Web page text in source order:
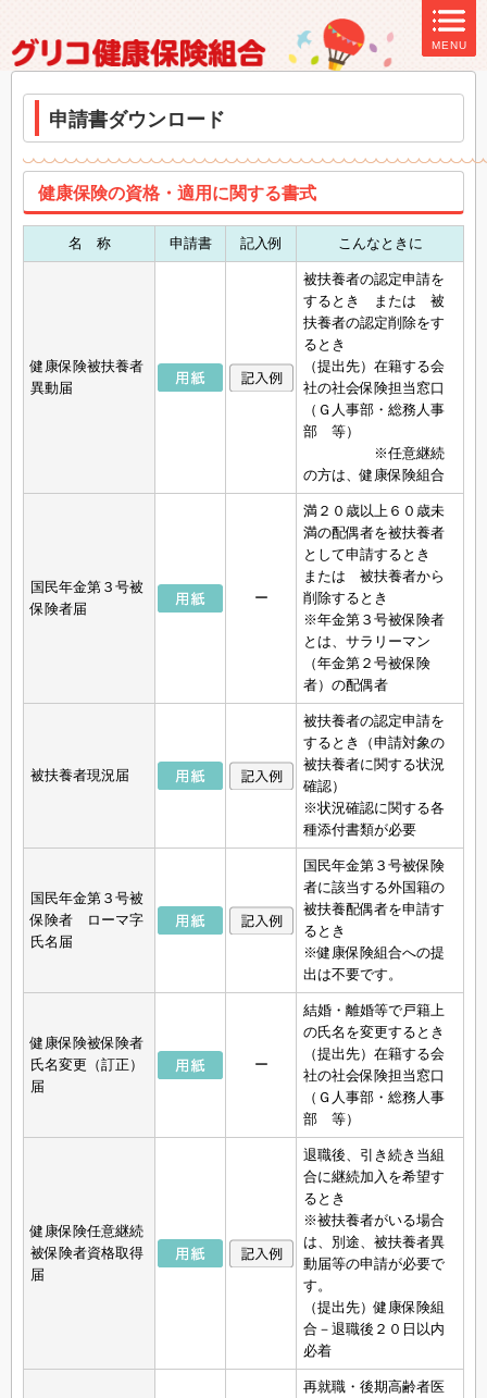
MENU
申請書ダウンロード
健康保険の資格・適用に関する書式
名 称 申請書 記入例 こんなときに
健康保険被扶養者
異動届
被扶養者の認定申請を
するとき または 被
扶養者の認定削除をす
るとき
（提出先）在籍する会
社の社会保険担当窓口
（Ｇ人事部・総務人事
部 等）
※任意継続
の方は、健康保険組合
国民年金第３号被
保険者届
ー
満２０歳以上６０歳未
満の配偶者を被扶養者
として申請するとき
または 被扶養者から
削除するとき
※年金第３号被保険者
とは、サラリーマン
（年金第２号被保険
者）の配偶者
被扶養者現況届
被扶養者の認定申請を
するとき（申請対象の
被扶養者に関する状況
確認）
※状況確認に関する各
種添付書類が必要
国民年金第３号被
保険者 ローマ字
氏名届
国民年金第３号被保険
者に該当する外国籍の
被扶養配偶者を申請す
るとき
※健康保険組合への提
出は不要です。
健康保険被保険者
氏名変更（訂正）
届
ー
結婚・離婚等で戸籍上
の氏名を変更するとき
（提出先）在籍する会
社の社会保険担当窓口
（Ｇ人事部・総務人事
部 等）
健康保険任意継続
被保険者資格取得
届
退職後、引き続き当組
合に継続加入を希望す
るとき
※被扶養者がいる場合
は、別途、被扶養者異
動届等の申請が必要で
す。
（提出先）健康保険組
合－退職後２０日以内
必着
再就職・後期高齢者医